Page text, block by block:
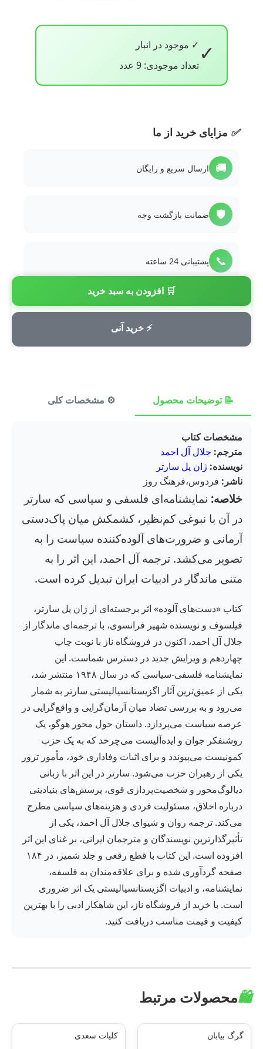
✓ ✓ موجود در انبار
تعداد موجودی: 9 عدد
🛒 افزودن به سبد خرید
⚡ خرید آنی
✅ مزایای خرید از ما
🚚 ارسال سریع و رایگان
🛡️ ضمانت بازگشت وجه
📞 پشتیبانی 24 ساعته
💳 پرداخت امن
📝 توضیحات محصول ⚙️ مشخصات کلی
مشخصات کتاب
مترجم: جلال آل احمد
نویسنده: ژان پل سارتر
ناشر: فردوس،فرهنگ روز
خلاصه: نمایشنامه‌ای فلسفی و سیاسی که سارتر
در آن با نبوغی کم‌نظیر، کشمکش میان پاک‌دستی
آرمانی و ضرورت‌های آلوده‌کننده سیاست را به
تصویر می‌کشد. ترجمه آل احمد، این اثر را به
متنی ماندگار در ادبیات ایران تبدیل کرده است.
کتاب «دست‌های آلوده» اثر برجسته‌ای از ژان پل سارتر،
فیلسوف و نویسنده شهیر فرانسوی، با ترجمه‌ای ماندگار از
جلال آل احمد، اکنون در فروشگاه ناز با نوبت چاپ
چهاردهم و ویرایش جدید در دسترس شماست. این
نمایشنامه فلسفی-سیاسی که در سال ۱۹۴۸ منتشر شد،
یکی از عمیق‌ترین آثار اگزیستانسیالیستی سارتر به شمار
می‌رود و به بررسی تضاد میان آرمان‌گرایی و واقع‌گرایی در
عرصه سیاست می‌پردازد. داستان حول محور هوگو، یک
روشنفکر جوان و ایده‌آلیست می‌چرخد که به یک حزب
کمونیست می‌پیوندد و برای اثبات وفاداری خود، مأمور ترور
یکی از رهبران حزب می‌شود. سارتر در این اثر با زبانی
دیالوگ‌محور و شخصیت‌پردازی قوی، پرسش‌های بنیادینی
درباره اخلاق، مسئولیت فردی و هزینه‌های سیاسی مطرح
می‌کند. ترجمه روان و شیوای جلال آل احمد، یکی از
تأثیرگذارترین نویسندگان و مترجمان ایرانی، بر غنای این اثر
افزوده است. این کتاب با قطع رقعی و جلد شمیز، در ۱۸۴
صفحه گردآوری شده و برای علاقه‌مندان به فلسفه،
نمایشنامه، و ادبیات اگزیستانسیالیستی یک اثر ضروری
است. با خرید از فروشگاه ناز، این شاهکار ادبی را با بهترین
کیفیت و قیمت مناسب دریافت کنید.
🛍️محصولات مرتبط
گرگ بیابان کلیات سعدی